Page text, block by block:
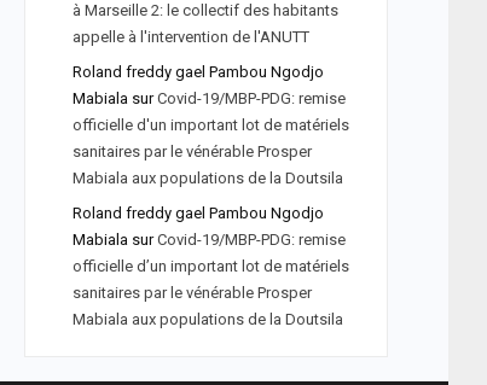
à Marseille 2: le collectif des habitants
appelle à l'intervention de l'ANUTT
Roland freddy gael Pambou Ngodjo
MabialasurCovid-19/MBP-PDG: remise
officielle d'un important lot de matériels
sanitaires par le vénérable Prosper
Mabiala aux populations de la Doutsila
Roland freddy gael Pambou Ngodjo
MabialasurCovid-19/MBP-PDG: remise
officielle d’un important lot de matériels
sanitaires par le vénérable Prosper
Mabiala aux populations de la Doutsila